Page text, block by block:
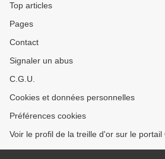
Top articles
Pages
Contact
Signaler un abus
C.G.U.
Cookies et données personnelles
Préférences cookies
Voir le profil de la treille d'or sur le portail